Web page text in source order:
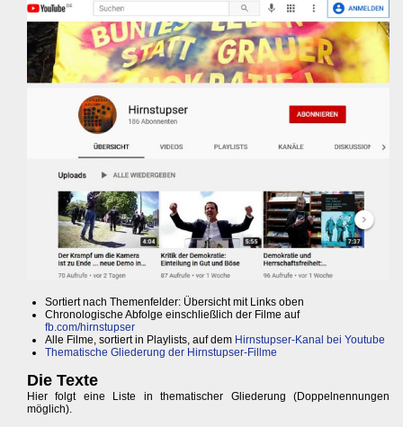
Sortiert nach Themenfelder: Übersicht mit Links oben
Chronologische Abfolge einschließlich der Filme auf
fb.com/hirnstupser
Alle Filme, sortiert in Playlists, auf dem Hirnstupser-Kanal bei Youtube
Thematische Gliederung der Hirnstupser-Fillme
Die Texte
Hier folgt eine Liste in thematischer Gliederung (Doppelnennungen
möglich).